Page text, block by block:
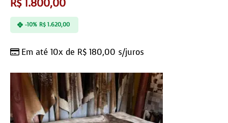
R$1.800,00
Em até 10x de R$ 180,00 s/juros
-10% R$1.620,00